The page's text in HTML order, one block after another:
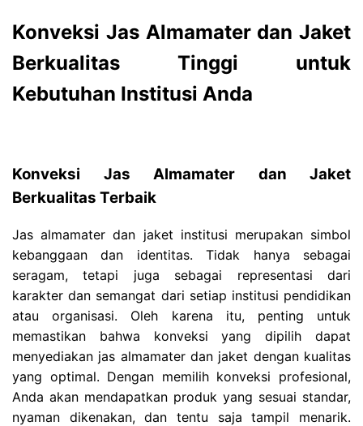
Konveksi Jas Almamater dan Jaket
Berkualitas Tinggi untuk
Kebutuhan Institusi Anda
Konveksi Jas Almamater dan Jaket
Berkualitas Terbaik
Jas almamater dan jaket institusi merupakan simbol
kebanggaan dan identitas. Tidak hanya sebagai
seragam, tetapi juga sebagai representasi dari
karakter dan semangat dari setiap institusi pendidikan
atau organisasi. Oleh karena itu, penting untuk
memastikan bahwa konveksi yang dipilih dapat
menyediakan jas almamater dan jaket dengan kualitas
yang optimal. Dengan memilih konveksi profesional,
Anda akan mendapatkan produk yang sesuai standar,
nyaman dikenakan, dan tentu saja tampil menarik.